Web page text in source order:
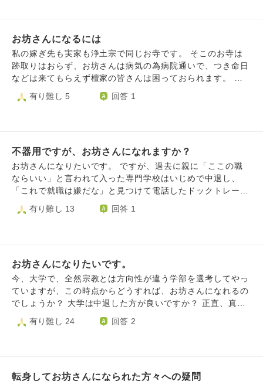
お坊さんになるには
私の嫁ぎ先も実家も浄土宗で同じお寺です。 そこのお寺は
跡取りはおらず、お坊さんは病気の為病院通いで、つき命日
などは来てもらえず檀家の皆さんは困っておられます。 お
坊さんになるには1年は学校に通うと聞きましたがそんなに
簡単になれるのですか？ 最近お坊さんが浄土宗のトップの
有り難し 5 回答 1
不器用ですが、お坊さんになれますか？
お坊さんになりたいです。 ですが、過去に親に「ここの職
ならいい」と言われて入った専門学校はいじめで中退し、
「これで就職は嫌だな」と見つけて電話したドックトレーナ
ーの施設に、寮で暮らしながら体験をした時も、掃除の見落
としやストーブを勝手につけた事により怒られ、そこから泣
学校に応募でてません。 こんな不器用な人でもなれるんで
しょうか？ そして、勇気を出して応募するにはどうしたら
いいのでしょうか？ 回答よろしくお願い致します。
有り難し 13 回答 1
お坊さんになりたいです。
今、大学で、全然宗教とは方向性が違う学部を選考してやっ
ていますが、この時点からどうすれば、お坊さんになれるの
でしょうか？ 大学は中退した方が良いですか？ 正直、真面
目に就職して社会と自分を無理矢理結びつけるよりもお坊さ
んになって大自然の中で悟りを開く修行に打ち込んだ方が自
有り難し 24 回答 2
転身してお坊さんになられた方々への疑問